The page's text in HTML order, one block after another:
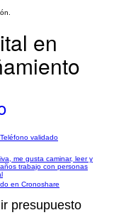
en
Teléfono validado
me gusta caminar, leer y
trabajo con personas
en Cronoshare
presupuesto